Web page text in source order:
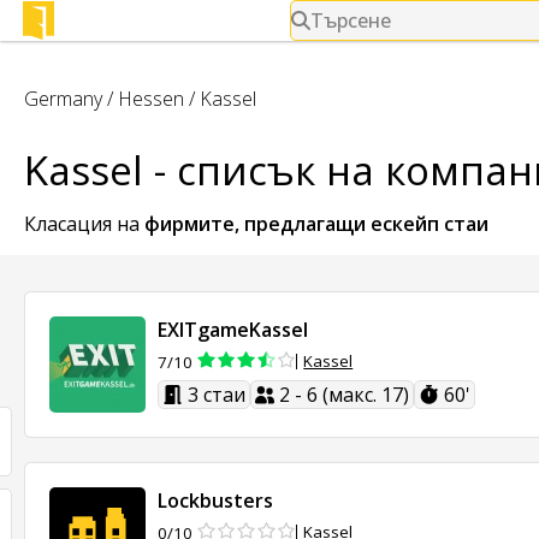
Търсене
Germany/ Hessen / Kassel
Kassel - списък на
Класация на фирмите, предлагащи ескейп стаи
EXITgameKassel
7/10 Kassel
3 стаи 2 - 6 (макс. 17) 60'
Lockbusters
0/10 Kassel